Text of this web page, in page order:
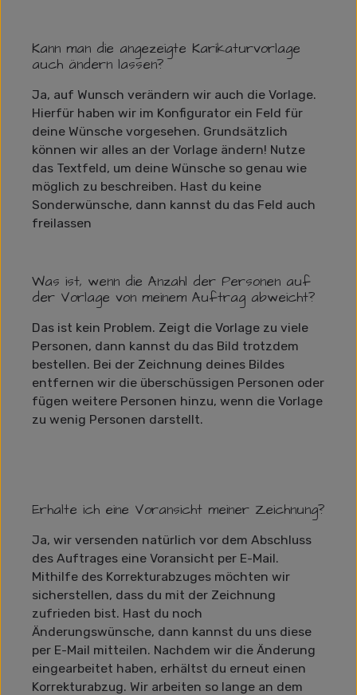
Kann man die angezeigte Karikaturvorlage
auch ändern lassen?
Ja, auf Wunsch verändern wir auch die Vorlage.
Hierfür haben wir im Konfigurator ein Feld für
deine Wünsche vorgesehen. Grundsätzlich
können wir alles an der Vorlage ändern! Nutze
das Textfeld, um deine Wünsche so genau wie
möglich zu beschreiben. Hast du keine
Sonderwünsche, dann kannst du das Feld auch
freilassen
Was ist, wenn die Anzahl der Personen auf
der Vorlage von meinem Auftrag abweicht?
Das ist kein Problem. Zeigt die Vorlage zu viele
Personen, dann kannst du das Bild trotzdem
bestellen. Bei der Zeichnung deines Bildes
entfernen wir die überschüssigen Personen oder
fügen weitere Personen hinzu, wenn die Vorlage
zu wenig Personen darstellt.
Erhalte ich eine Voransicht meiner Zeichnung?
Ja, wir versenden natürlich vor dem Abschluss
des Auftrages eine Voransicht per E-Mail.
Mithilfe des Korrekturabzuges möchten wir
sicherstellen, dass du mit der Zeichnung
zufrieden bist. Hast du noch
Änderungswünsche, dann kannst du uns diese
per E-Mail mitteilen. Nachdem wir die Änderung
eingearbeitet haben, erhältst du erneut einen
Korrekturabzug. Wir arbeiten so lange an dem